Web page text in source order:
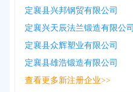
定襄县兴邦钢贸有限公司
定襄兴天辰法兰锻造有限公司
定襄县众辉塑业有限公司
定襄县雄浩锻造有限公司
查看更多新注册企业>>